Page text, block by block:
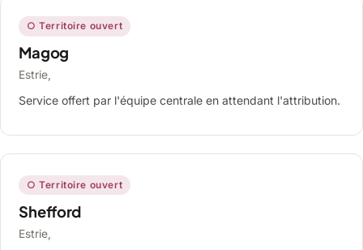
○ Territoire ouvert
Magog
Estrie,
Service offert par l'équipe centrale en attendant l'attribution.
○ Territoire ouvert
Shefford
Estrie,